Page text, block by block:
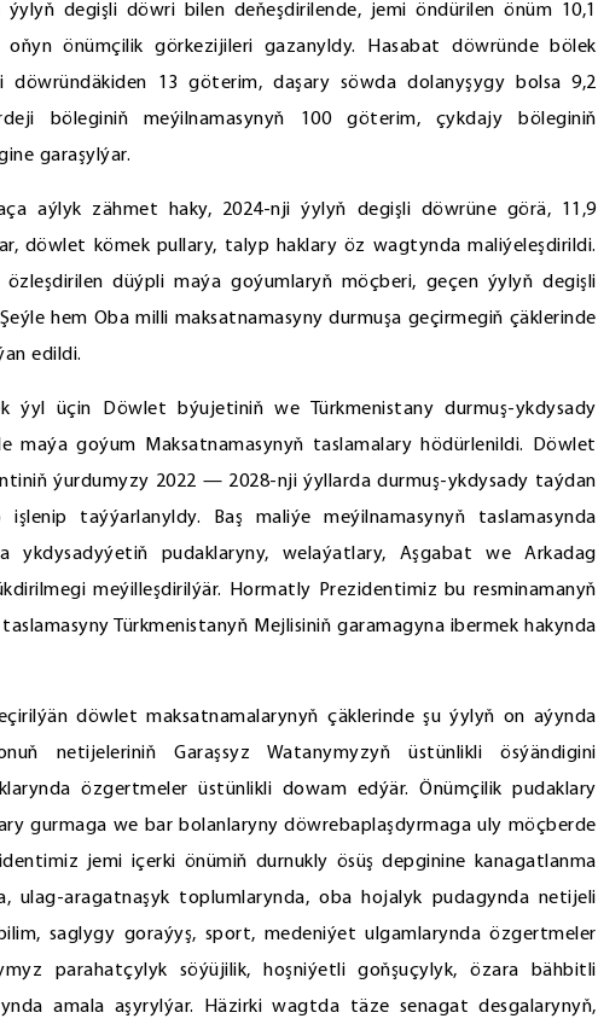
degişli döwri bilen deňeşdirilende, jemi öndürilen önüm 10,1
önümçilik görkezijileri gazanyldy. Hasabat döwründe bölek
13 göterim, daşary söwda dolanyşygy bolsa 9,2
böleginiň meýilnamasynyň 100 göterim, çykdajy böleginiň
garaşylýar.
aýlyk zähmet haky, 2024-nji ýylyň degişli döwrüne görä, 11,9
döwlet kömek pullary, talyp haklary öz wagtynda maliýeleşdirildi.
özleşdirilen düýpli maýa goýumlaryň möçberi, geçen ýylyň degişli
hem Oba milli maksatnamasyny durmuşa geçirmegiň çäklerinde
edildi.
ýyl üçin Döwlet býujetiniň we Türkmenistany durmuş-ykdysady
maýa goýum Maksatnamasynyň taslamalary hödürlenildi. Döwlet
ýurdumyzy 2022 — 2028-nji ýyllarda durmuş-ykdysady taýdan
işlenip taýýarlanyldy. Baş maliýe meýilnamasynyň taslamasynda
ykdysadyýetiň pudaklaryny, welaýatlary, Aşgabat we Arkadag
meýilleşdirilýär. Hormatly Prezidentimiz bu resminamanyň
Türkmenistanyň Mejlisiniň garamagyna ibermek hakynda
döwlet maksatnamalarynyň çäklerinde şu ýylyň on aýynda
netijeleriniň Garaşsyz Watanymyzyň üstünlikli ösýändigini
özgertmeler üstünlikli dowam edýär. Önümçilik pudaklary
gurmaga we bar bolanlaryny döwrebaplaşdyrmaga uly möçberde
jemi içerki önümiň durnukly ösüş depginine kanagatlanma
ulag-aragatnaşyk toplumlarynda, oba hojalyk pudagynda netijeli
saglygy goraýyş, sport, medeniýet ulgamlarynda özgertmeler
parahatçylyk söýüjilik, hoşniýetli goňşuçylyk, özara bähbitli
amala aşyrylýar. Häzirki wagtda täze senagat desgalarynyň,